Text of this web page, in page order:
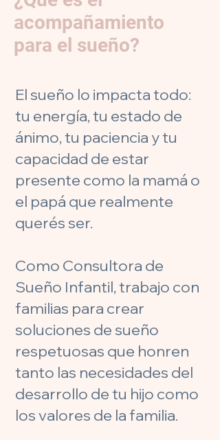
acompañamiento
para el sueño?
El sueño lo impacta todo:
tu energía, tu estado de
ánimo, tu paciencia y tu
capacidad de estar
presente como la mamá o
el papá que realmente
querés ser.
Como Consultora de
Sueño Infantil, trabajo con
familias para crear
soluciones de sueño
respetuosas que honren
tanto las necesidades del
desarrollo de tu hijo como
los valores de la familia.